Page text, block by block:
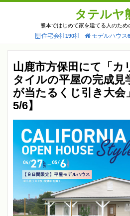
タテルヤ
熊本ではじめて家を建てる人のため
住宅会社190社 モデルハウス
山鹿市方保田にて「カ
タイルの平屋の完成見
が当たるくじ引き大会
5/6】